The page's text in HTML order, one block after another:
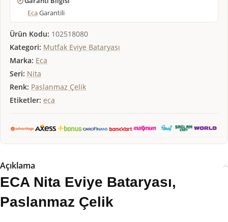
EcaGarantili
Ürün Kodu: 102518080
Kategori: Mutfak Eviye Bataryası
Marka: Eca
Seri: Nita
Renk: Paslanmaz Çelik
Etiketler: eca
Açıklama
ECA Nita Eviye Bataryası,
Paslanmaz Çelik